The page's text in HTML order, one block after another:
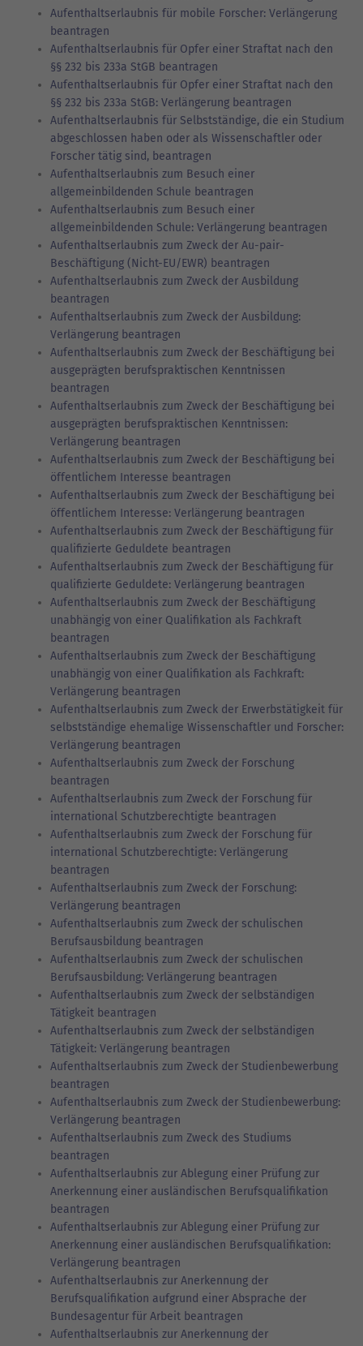
Aufenthaltserlaubnis für mobile Forscher: Verlängerung
beantragen
Aufenthaltserlaubnis für Opfer einer Straftat nach den
§§ 232 bis 233a StGB beantragen
Aufenthaltserlaubnis für Opfer einer Straftat nach den
§§ 232 bis 233a StGB: Verlängerung beantragen
Aufenthaltserlaubnis für Selbstständige, die ein Studium
abgeschlossen haben oder als Wissenschaftler oder
Forscher tätig sind, beantragen
Aufenthaltserlaubnis zum Besuch einer
allgemeinbildenden Schule beantragen
Aufenthaltserlaubnis zum Besuch einer
allgemeinbildenden Schule: Verlängerung beantragen
Aufenthaltserlaubnis zum Zweck der Au-pair-
Beschäftigung (Nicht-EU/EWR) beantragen
Aufenthaltserlaubnis zum Zweck der Ausbildung
beantragen
Aufenthaltserlaubnis zum Zweck der Ausbildung:
Verlängerung beantragen
Aufenthaltserlaubnis zum Zweck der Beschäftigung bei
ausgeprägten berufspraktischen Kenntnissen
beantragen
Aufenthaltserlaubnis zum Zweck der Beschäftigung bei
ausgeprägten berufspraktischen Kenntnissen:
Verlängerung beantragen
Aufenthaltserlaubnis zum Zweck der Beschäftigung bei
öffentlichem Interesse beantragen
Aufenthaltserlaubnis zum Zweck der Beschäftigung bei
öffentlichem Interesse: Verlängerung beantragen
Aufenthaltserlaubnis zum Zweck der Beschäftigung für
qualifizierte Geduldete beantragen
Aufenthaltserlaubnis zum Zweck der Beschäftigung für
qualifizierte Geduldete: Verlängerung beantragen
Aufenthaltserlaubnis zum Zweck der Beschäftigung
unabhängig von einer Qualifikation als Fachkraft
beantragen
Aufenthaltserlaubnis zum Zweck der Beschäftigung
unabhängig von einer Qualifikation als Fachkraft:
Verlängerung beantragen
Aufenthaltserlaubnis zum Zweck der Erwerbstätigkeit für
selbstständige ehemalige Wissenschaftler und Forscher:
Verlängerung beantragen
Aufenthaltserlaubnis zum Zweck der Forschung
beantragen
Aufenthaltserlaubnis zum Zweck der Forschung für
international Schutzberechtigte beantragen
Aufenthaltserlaubnis zum Zweck der Forschung für
international Schutzberechtigte: Verlängerung
beantragen
Aufenthaltserlaubnis zum Zweck der Forschung:
Verlängerung beantragen
Aufenthaltserlaubnis zum Zweck der schulischen
Berufsausbildung beantragen
Aufenthaltserlaubnis zum Zweck der schulischen
Berufsausbildung: Verlängerung beantragen
Aufenthaltserlaubnis zum Zweck der selbständigen
Tätigkeit beantragen
Aufenthaltserlaubnis zum Zweck der selbständigen
Tätigkeit: Verlängerung beantragen
Aufenthaltserlaubnis zum Zweck der Studienbewerbung
beantragen
Aufenthaltserlaubnis zum Zweck der Studienbewerbung:
Verlängerung beantragen
Aufenthaltserlaubnis zum Zweck des Studiums
beantragen
Aufenthaltserlaubnis zur Ablegung einer Prüfung zur
Anerkennung einer ausländischen Berufsqualifikation
beantragen
Aufenthaltserlaubnis zur Ablegung einer Prüfung zur
Anerkennung einer ausländischen Berufsqualifikation:
Verlängerung beantragen
Aufenthaltserlaubnis zur Anerkennung der
Berufsqualifikation aufgrund einer Absprache der
Bundesagentur für Arbeit beantragen
Aufenthaltserlaubnis zur Anerkennung der